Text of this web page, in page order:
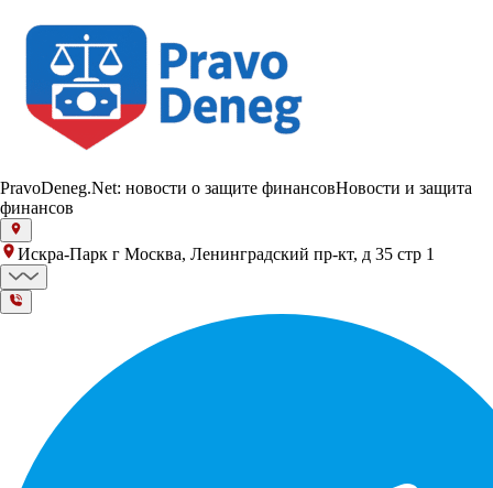
PravoDeneg.Net: новости о защите финансовНовости и защита
финансов
Искра-Парк г Москва, Ленинградский пр-кт, д 35 стр 1